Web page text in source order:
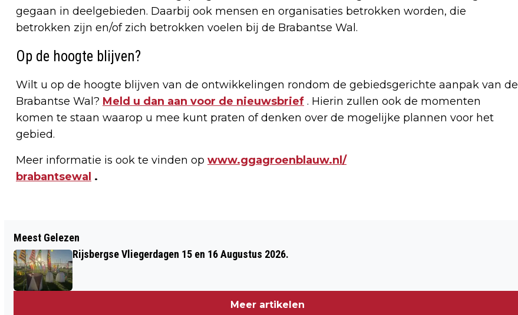
gegaan in deelgebieden. Daarbij ook mensen en organisaties betrokken worden, die
betrokken zijn en/of zich betrokken voelen bij de Brabantse Wal.
Op de hoogte blijven?
Wilt u op de hoogte blijven van de ontwikkelingen rondom de gebiedsgerichte aanpak van de
Brabantse Wal? Meld u dan aan voor de nieuwsbrief . Hierin zullen ook de momenten
komen te staan waarop u mee kunt praten of denken over de mogelijke plannen voor het
gebied.
Meer informatie is ook te vinden op www.ggagroenblauw.nl/
brabantsewal .
DE MEESTE NEDERLANDERS KIEZEN ÉÉN
OF TWEE DAGEN PER WEEK VOOR
VEGETARISCHE HOOFDMAALTIJD
EEN DAG VERLENGD
Meest Gelezen
Rijsbergse Vliegerdagen 15 en 16 Augustus 2026.
Meer artikelen